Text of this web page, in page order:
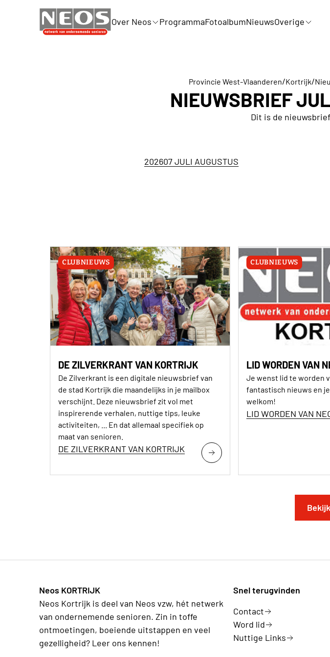
Over Neos ProgrammaFotoalbumNieuwsOverige
Provincie West-Vlaanderen/Kortrijk/
NIEUWSBRIEF
Dit is de
202607 JULI AUGUSTUS
CLUBNIEUWS
DE ZILVERKRANT VAN KORTRIJK
De Zilverkrant is een digitale nieuwsbrief van
de stad Kortrijk die maandelijks in je mailbox
verschijnt. Deze nieuwsbrief zit vol met
inspirerende verhalen, nuttige tips, leuke
activiteiten, ... En dat allemaal specifiek op
maat van senioren.
DE ZILVERKRANT VAN KORTRIJK
CLUBNIEUWS
LID WORDEN VAN
Je wenst lid te worden
fantastisch nieuws en
welkom!
LID WORDEN VAN
Neos KORTRIJK
Neos Kortrijk is deel van Neos vzw, hét netwerk
van ondernemende senioren. Zin in toffe
ontmoetingen, boeiende uitstappen en veel
gezelligheid? Leer ons kennen!
Snel terugvinden
Contact
Word lid
Nuttige Links